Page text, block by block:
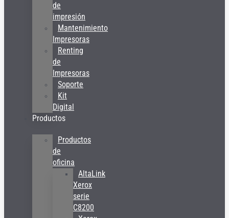
de
impresión
Mantenimiento
Impresoras
Renting
de
Impresoras
Soporte
Kit
Digital
Productos
Productos
de
oficina
AltaLink
Xerox
serie
C8200